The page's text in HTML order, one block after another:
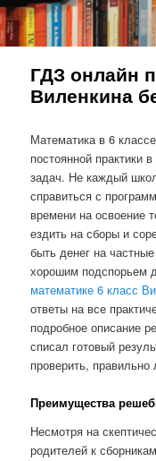
ГДЗ онлайн
Виленкина
Математика в 6
постоянной практики
задач. Не каждый
справиться с
времени на освоение
ездить на сборы и
быть денег на
хорошим подспорьем
математике 6 класс
ответы на все
подробное описание
списал готовый
проверить,
Преимущества
Несмотря на
родителей к